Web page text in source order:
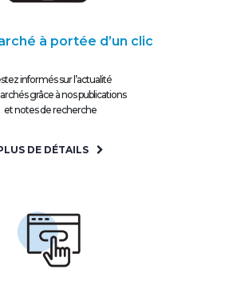
à portée d’un clic
informés sur l’actualité
grâce à nos publications
et notes de recherche
DE DÉTAILS